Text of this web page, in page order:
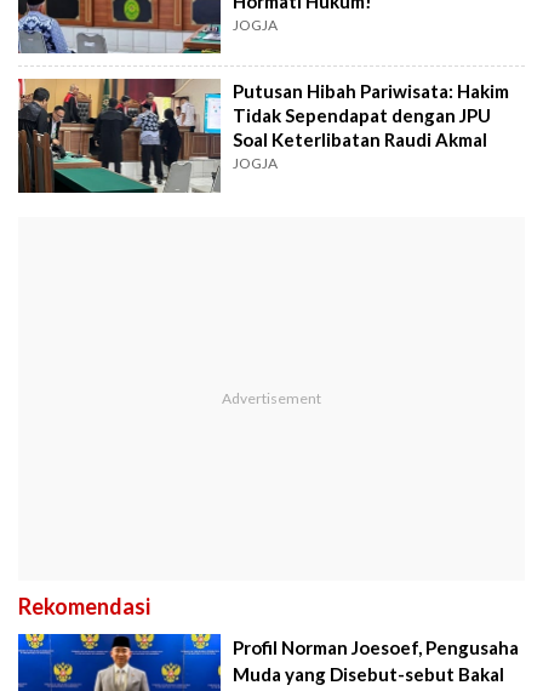
JOGJA
Putusan Hibah Pariwisata: Hakim
Tidak Sependapat dengan JPU
Soal Keterlibatan Raudi Akmal
JOGJA
Rekomendasi
Profil Norman Joesoef, Pengusaha
Muda yang Disebut-sebut Bakal